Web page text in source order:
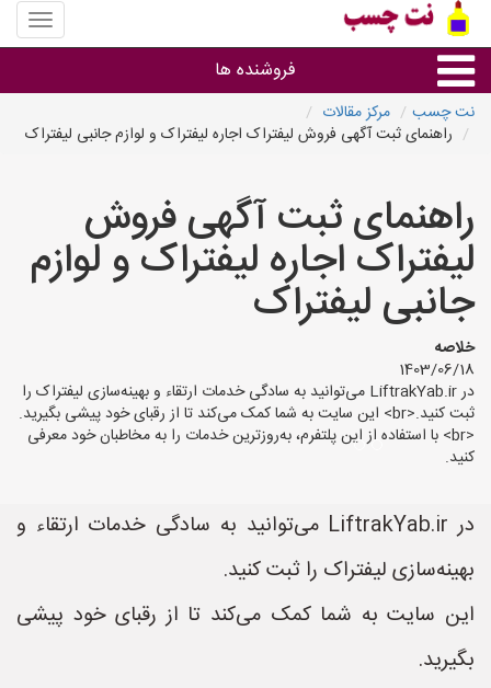
منوی
سایت
چسب
فروشنده ها
گروه ها
استان ها
نت چسب
مرکز مقالات
راهنمای ثبت آگهی فروش لیفتراک اجاره لیفتراک و لوازم جانبی لیفتراک
راهنمای ثبت آگهی فروش
لیفتراک اجاره لیفتراک و لوازم
جانبی لیفتراک
خلاصه
1403/06/18
در LiftrakYab.ir می‌توانید به سادگی خدمات ارتقاء و بهینه‌سازی لیفتراک را
ثبت کنید.<br> این سایت به شما کمک می‌کند تا از رقبای خود پیشی بگیرید.
<br> با استفاده از این پلتفرم، به‌روزترین خدمات را به مخاطبان خود معرفی
کنید.
در LiftrakYab.ir می‌توانید به سادگی خدمات ارتقاء و
بهینه‌سازی لیفتراک را ثبت کنید.
این سایت به شما کمک می‌کند تا از رقبای خود پیشی
بگیرید.